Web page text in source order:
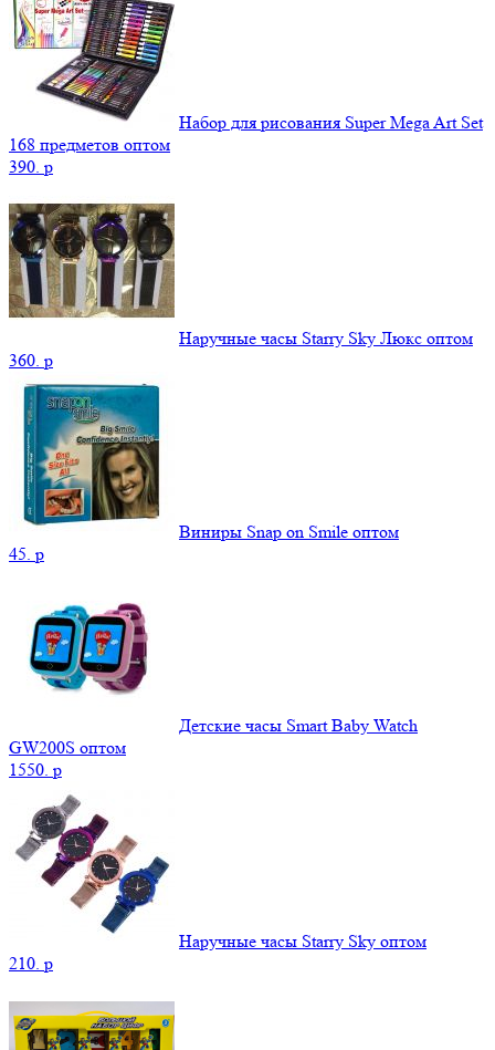
Набор для рисования Super Mega Art Set
168 предметов оптом
390. p
Наручные часы Starry Sky Люкс оптом
360. p
Виниры Snap on Smile оптом
45. p
Детские часы Smart Baby Watch
GW200S оптом
1550. p
Наручные часы Starry Sky оптом
210. p